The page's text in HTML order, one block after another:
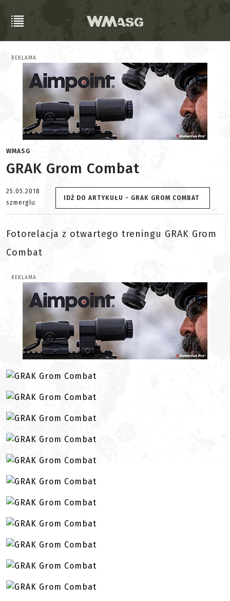
REKLAMA
WMASG
GRAK Grom Combat
25.05.2018
szmerglu
IDŹ DO ARTYKUŁU - GRAK GROM COMBAT
Fotorelacja z otwartego treningu GRAK Grom
Combat
REKLAMA